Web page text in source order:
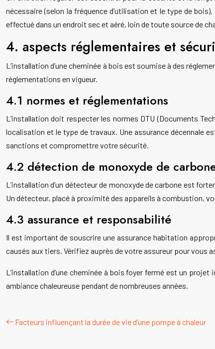
nécessaire (selon la fréquence d’utilisation et le type de
effectué dans un endroit sec et aéré, loin de toute source de
4. aspects réglementaires et
L’installation d’une cheminée à bois est soumise à des
réglementations en vigueur.
4.1 normes et réglementations
L’installation doit respecter les normes DTU (Documents
localisation et le type de travaux. Une assurance décennale
sanctions et compromettre votre sécurité.
4.2 détection de monoxyde de
L’installation d’un détecteur de monoxyde de carbone est
Un détecteur, placé à proximité des appareils à combustion,
4.3 assurance et responsabilité
Il est important de souscrire une assurance habitation
causés aux tiers. Vérifiez auprès de votre assureur pour vous
L’installation d’une cheminée à bois foyer fermé est un
ambiance chaleureuse pendant de nombreuses années.
Facteurs influençant la durée de vie d’une pompe à chaleur